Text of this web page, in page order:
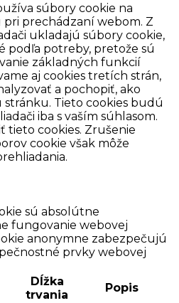
súbory cookie na
pri prechádzaní webom. Z
ukladajú súbory cookie,
podľa potreby, pretože sú
základných funkcií
aj cookies tretích strán,
a pochopiť, ako
Tieto cookies budú
iba s vaším súhlasom.
tieto cookies. Zrušenie
cookie však môže
sú absolútne
fungovanie webovej
anonymne zabezpečujú
prvky webovej
Dĺžka
trvania
Popis